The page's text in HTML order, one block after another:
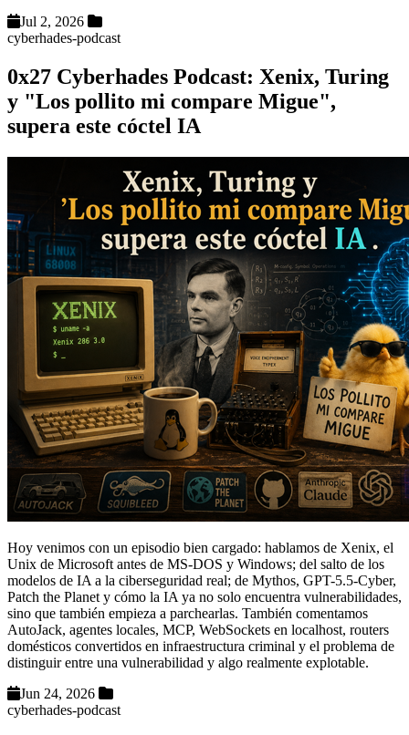
Jul 2, 2026
cyberhades-podcast
0x27 Cyberhades Podcast: Xenix, Turing
y "Los pollito mi compare Migue",
supera este cóctel IA
Hoy venimos con un episodio bien cargado: hablamos de Xenix, el
Unix de Microsoft antes de MS-DOS y Windows; del salto de los
modelos de IA a la ciberseguridad real; de Mythos, GPT-5.5-Cyber,
Patch the Planet y cómo la IA ya no solo encuentra vulnerabilidades,
sino que también empieza a parchearlas. También comentamos
AutoJack, agentes locales, MCP, WebSockets en localhost, routers
domésticos convertidos en infraestructura criminal y el problema de
distinguir entre una vulnerabilidad y algo realmente explotable.
Jun 24, 2026
cyberhades-podcast